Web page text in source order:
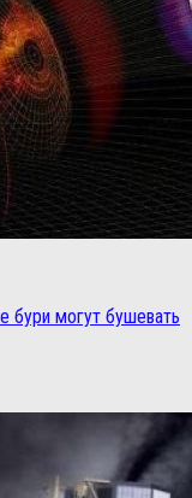
бури могут бушевать